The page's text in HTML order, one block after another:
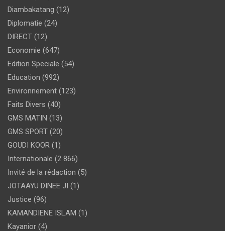
Diambakatang (12)
Diplomatie (24)
DIRECT (12)
Economie (647)
Edition Speciale (54)
Education (992)
Environnement (123)
Faits Divers (40)
GMS MATIN (13)
GMS SPORT (20)
GOUDI KOOR (1)
Internationale (2 866)
Invité de la rédaction (5)
JOTAAYU DINEE JI (1)
Justice (96)
KAMANDIENE ISLAM (1)
Kayanior (4)